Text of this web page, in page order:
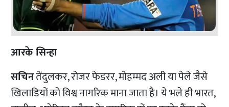
आरके सिन्हा
सचिनतेंदुलकर, रोजर फेडरर, मोहम्मद अली या पेले जैसे
खिलाडियों को विश्व नागरिक माना जाता है। ये भले ही भारत,